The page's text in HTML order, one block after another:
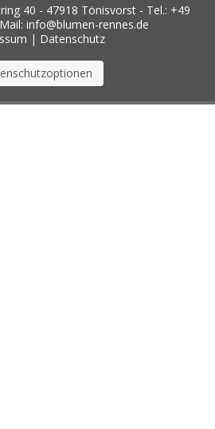
40 - 47918 Tönisvorst - Tel.: +49
info@blumen-rennes.de
| Datenschutz